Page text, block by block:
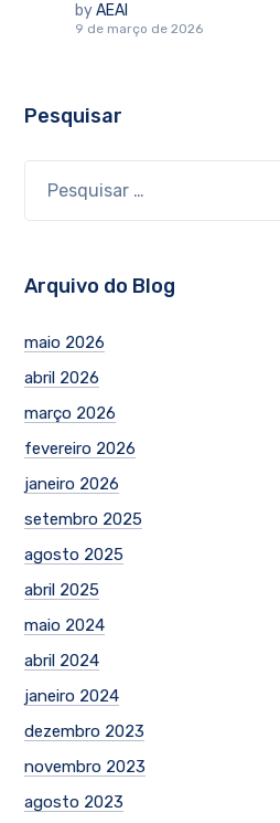
by AEAI
9 de março de 2026
Pesquisar
Arquivo do Blog
maio 2026
abril 2026
março 2026
fevereiro 2026
janeiro 2026
setembro 2025
agosto 2025
abril 2025
maio 2024
abril 2024
janeiro 2024
dezembro 2023
novembro 2023
agosto 2023